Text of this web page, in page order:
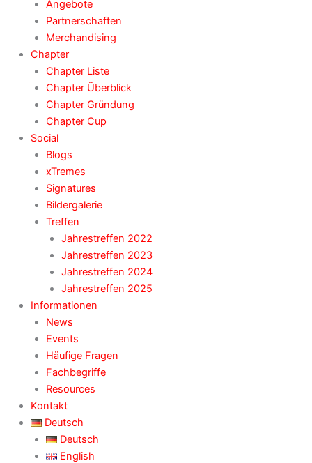
Angebote
Partnerschaften
Merchandising
Chapter
Chapter Liste
Chapter Überblick
Chapter Gründung
Chapter Cup
Social
Blogs
xTremes
Signatures
Bildergalerie
Treffen
Jahrestreffen 2022
Jahrestreffen 2023
Jahrestreffen 2024
Jahrestreffen 2025
Informationen
News
Events
Häufige Fragen
Fachbegriffe
Resources
Kontakt
Deutsch
Deutsch
English